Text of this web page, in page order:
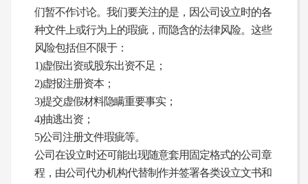
们暂不作讨论。我们要关注的是，因公司设立时的各
种文件上或行为上的瑕疵，而隐含的法律风险。这些
风险包括但不限于：
1)虚假出资或股东出资不足；
2)虚报注册资本；
3)提交虚假材料隐瞒重要事实；
4)抽逃出资；
5)公司注册文件瑕疵等。
公司在设立时还可能出现随意套用固定格式的公司章
程，由公司代办机构代替制作并签署各类设立文书和